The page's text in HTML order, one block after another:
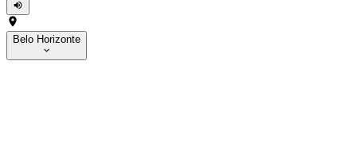
Belo Horizonte